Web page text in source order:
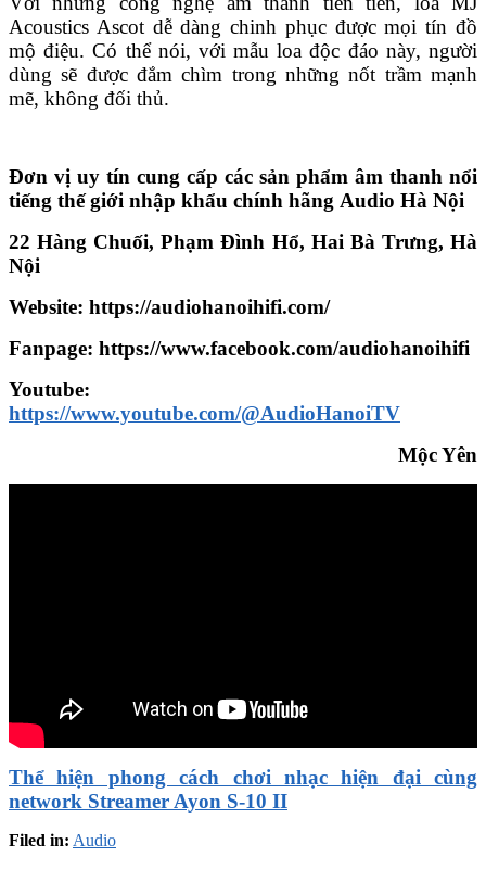
Acoustics Ascot dễ dàng chinh phục được mọi tín đồ
mộ điệu. Có thể nói, với mẫu loa độc đáo này, người
dùng sẽ được đắm chìm trong những nốt trầm mạnh
mẽ, không đối thủ.
Đơn vị uy tín cung cấp các sản phẩm âm thanh nổi
tiếng thế giới nhập khẩu chính hãng Audio Hà Nội
22 Hàng Chuối, Phạm Đình Hổ, Hai Bà Trưng, Hà
Nội
Website: https://audiohanoihifi.com/
Fanpage: https://www.facebook.com/audiohanoihifi
Youtube:
https://www.youtube.com/@AudioHanoiTV
Mộc Yên
Thể hiện phong cách chơi nhạc hiện đại cùng
network Streamer Ayon S-10 II
Filed in: Audio